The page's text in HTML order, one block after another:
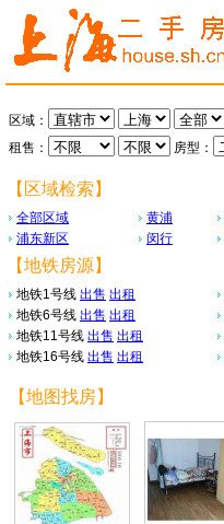
区域：
租售：
房型：
【区域检索】
全部区域 黄浦
浦东新区
闵行
【地铁房源】
地铁1号线 出售 出租
地铁6号线 出售 出租
地铁11号线 出售 出租
地铁16号线 出售 出租
【地图找房】